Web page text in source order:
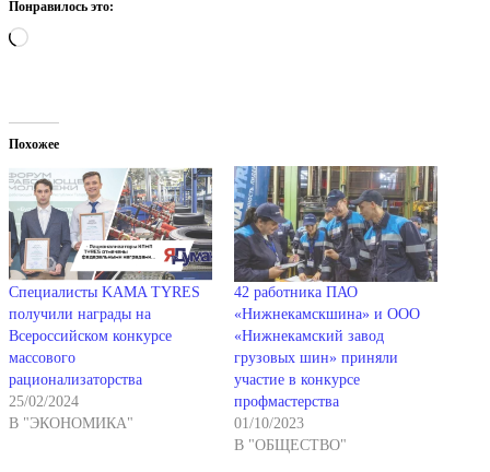
Понравилось это:
Загрузка…
Похожее
Специалисты KAMA TYRES
получили награды на
Всероссийском конкурсе
массового
рационализаторства
25/02/2024
В "ЭКОНОМИКА"
42 работника ПАО
«Нижнекамскшина» и ООО
«Нижнекамский завод
грузовых шин» приняли
участие в конкурсе
профмастерства
01/10/2023
В "ОБЩЕСТВО"